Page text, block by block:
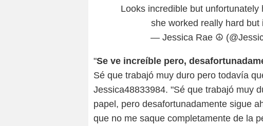
Looks incredible but
she worked really hard but
— Jessica Rae ☮️
"Se ve increíble pero,
Sé que trabajó muy duro pero todavía
Jessica48833984. "Sé que trabajó muy
papel, pero desafortunadamente sigue
que no me saque completamente de la